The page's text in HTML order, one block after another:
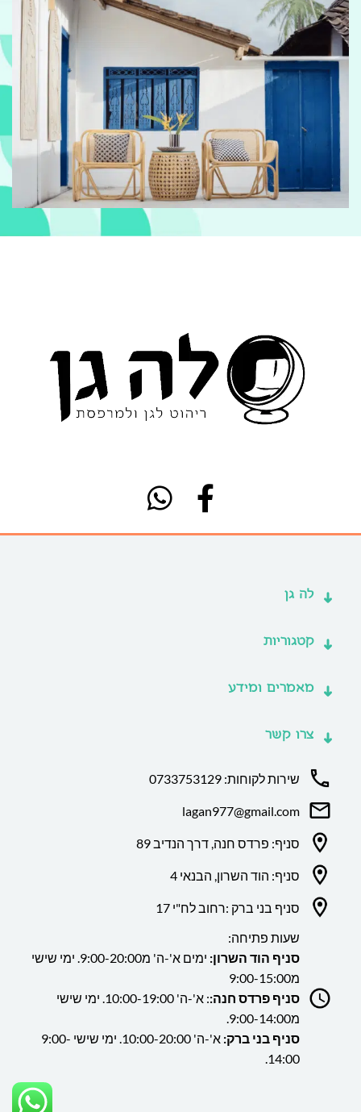
לה גן
קטגוריות
מאמרים ומידע
צרו קשר
שירות לקוחות: 0733753129
lagan977@gmail.com
סניף: פרדס חנה, דרך הנדיב 89
סניף: הוד השרון, הבנאי 4
סניף בני ברק :רחוב לח"י 17
שעות פתיחה:
סניף הוד השרון:
ימים א'-ה' מ9:00-20:00. ימי שישי
מ9:00-15:00
סניף פרדס חנה:
: א'-ה' 10:00-19:00. ימי שישי
מ9:00-14:00.
סניף בני ברק:
א'-ה' 10:00-20:00. ימי שישי 9:00-
14:00.